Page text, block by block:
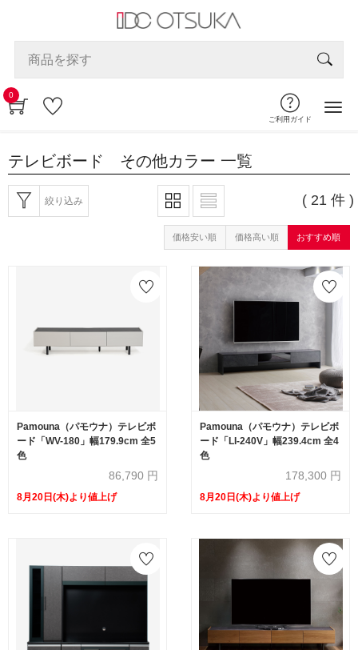
0
ご利用ガイド
テレビボード その他カラー 一覧
絞り込み ( 21 件 )
価格安い順 価格高い順 おすすめ順
Pamouna（パモウナ）テレビボ
ード「WV-180」幅179.9cm 全5
色
86,790 円
8月20日(木)より値上げ
Pamouna（パモウナ）テレビボ
ード「LI-240V」幅239.4cm 全4
色
178,300 円
8月20日(木)より値上げ